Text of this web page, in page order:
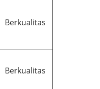
Berkualitas
Berkualitas